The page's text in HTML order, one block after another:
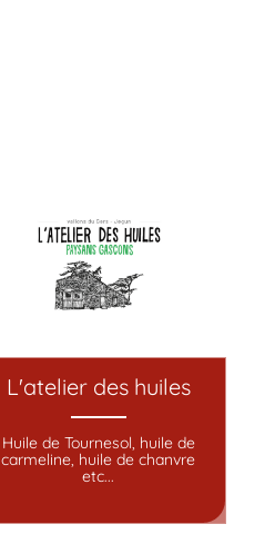
L'atelier des huiles
Huile de Tournesol, huile de
carmeline, huile de chanvre
etc...